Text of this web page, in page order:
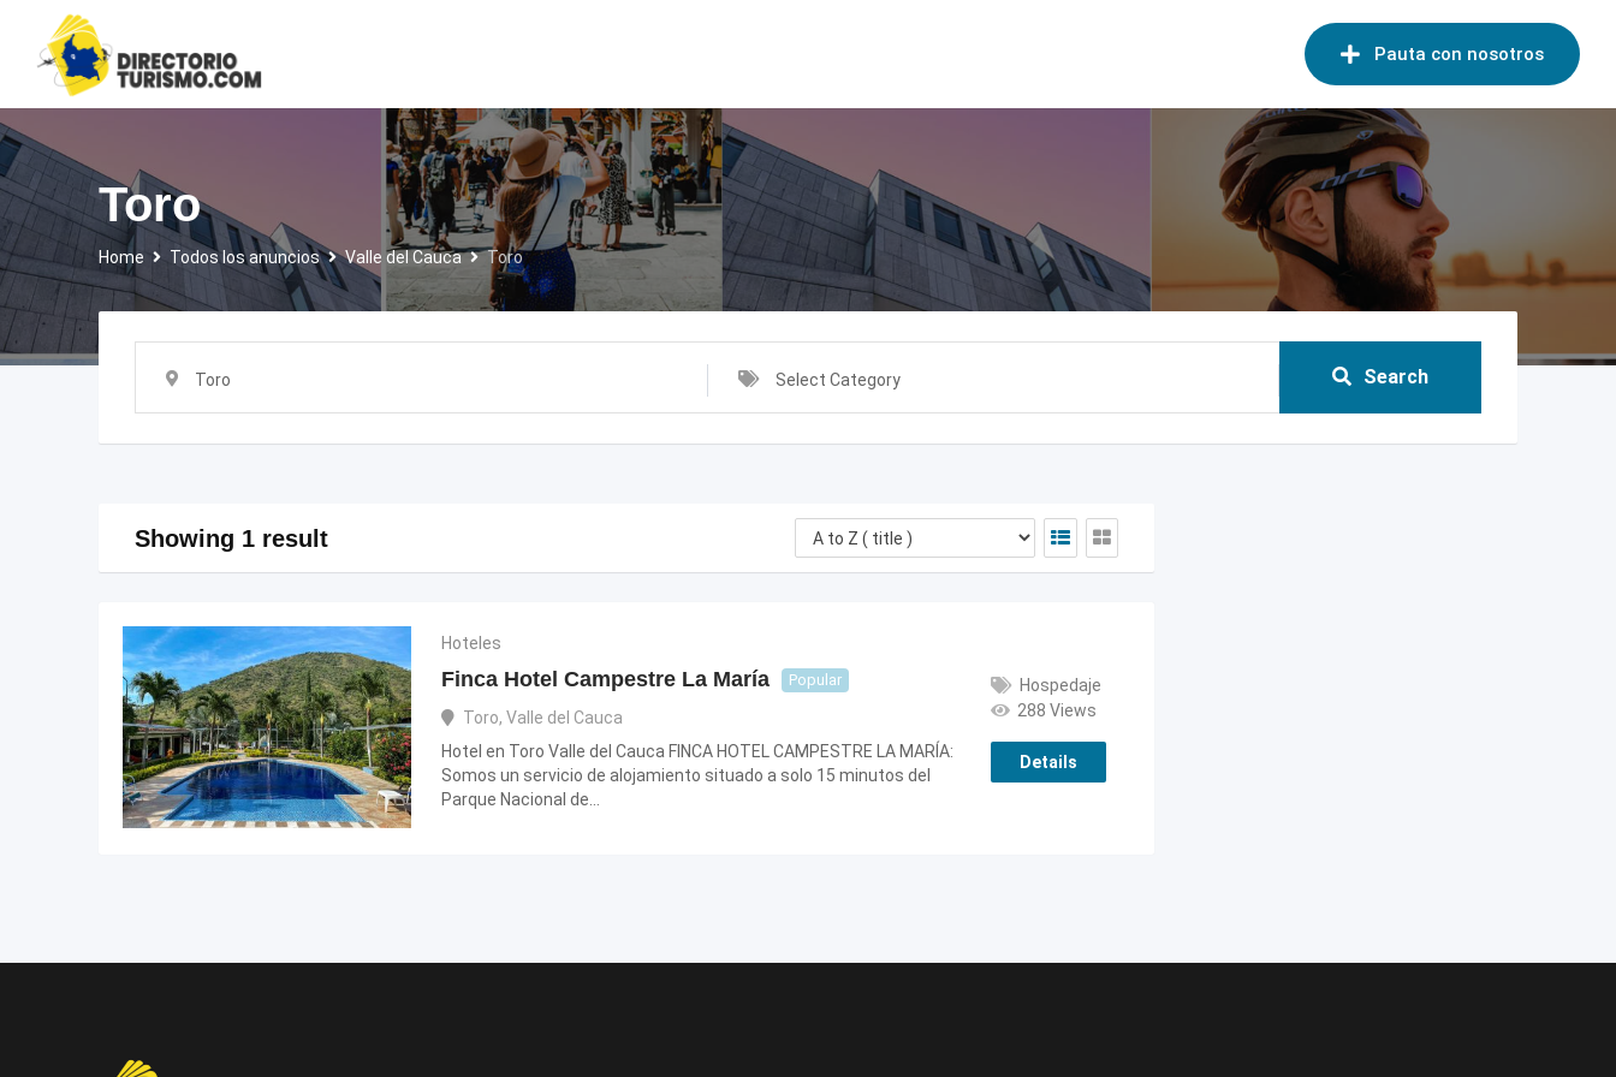
content
Pauta con nosotros
Toro
Home Todos los anuncios Valle del Cauca Toro
Toro Select Category Search
Showing 1 result
Hoteles
Finca Hotel Campestre La María Popular
Toro, Valle del Cauca
Hotel en Toro Valle del Cauca FINCA HOTEL CAMPESTRE LA MARÍA:
Somos un servicio de alojamiento situado a solo 15 minutos del
Parque Nacional de…
Hospedaje
288 Views
Details